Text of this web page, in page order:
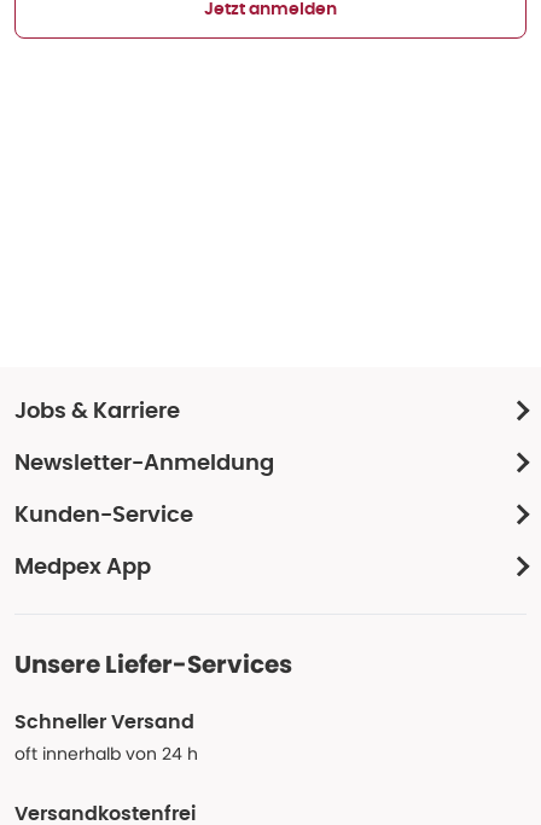
Jetzt anmelden
Jobs & Karriere
Newsletter-Anmeldung
Kunden-Service
Medpex App
Unsere Liefer-Services
Schneller Versand
oft innerhalb von 24 h
Versandkostenfrei